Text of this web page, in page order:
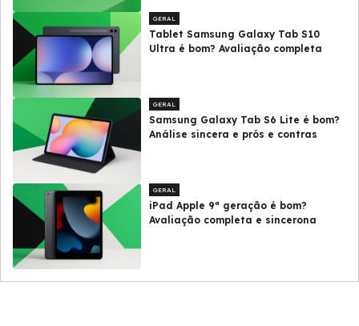
GERAL
Tablet Samsung Galaxy Tab S10
Ultra é bom? Avaliação completa
GERAL
Samsung Galaxy Tab S6 Lite é bom?
Análise sincera e prós e contras
GERAL
iPad Apple 9ª geração é bom?
Avaliação completa e sincerona